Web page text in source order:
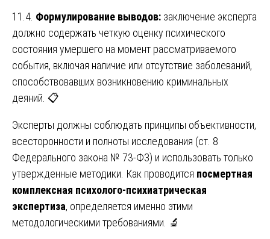
11.4. Формулирование выводов: заключение эксперта
должно содержать четкую оценку психического
состояния умершего на момент рассматриваемого
события, включая наличие или отсутствие заболеваний,
способствовавших возникновению криминальных
деяний. 📋
Эксперты должны соблюдать принципы объективности,
всесторонности и полноты исследования (ст. 8
Федерального закона № 73-ФЗ) и использовать только
утвержденные методики. Как проводится посмертная
комплексная психолого-психиатрическая
экспертиза, определяется именно этими
методологическими требованиями. 🔬